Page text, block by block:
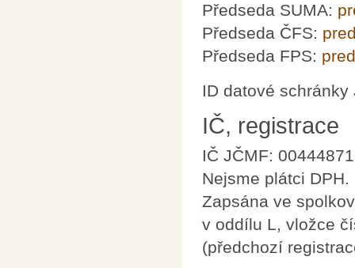
Předseda SUMA:
Předseda ČFS:
Předseda FPS:
ID datové
IČ, registrace
IČ JČMF: 00444871
Nejsme plátci DPH.
Zapsána ve
v oddílu L, vložce
(předchozí